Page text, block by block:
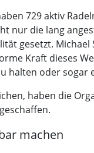
729 aktiv
nur die lang
gesetzt.
Kraft dieses
halten oder
haben die
machen